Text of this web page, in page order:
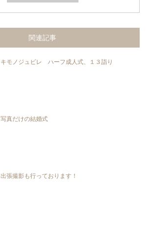
関連記事
キモノジュビレ ハーフ成人式、１３詣り
写真だけの結婚式
出張撮影も行っております！